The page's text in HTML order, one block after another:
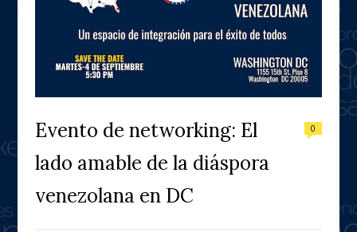
Evento de networking: El
lado amable de la diáspora
venezolana en DC
0